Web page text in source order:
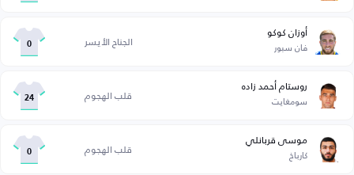
أوزان كوكو
فان سبور الجناح الأيسر 0
روستام أحمد زاده
سومغايت قلب الهجوم 24
موسى قربانلي
كارباخ قلب الهجوم 0